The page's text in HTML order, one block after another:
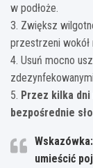
w podłoże.
3. Zwiększ
przestrzeni wokół
4. Usuń mocno
5. Przez kilka
bezpośrednie
umieścić